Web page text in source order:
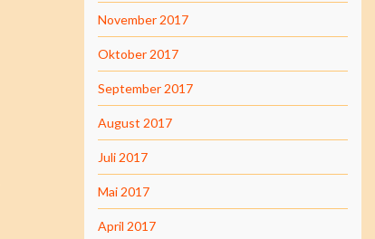
November 2017
Oktober 2017
September 2017
August 2017
Juli 2017
Mai 2017
April 2017